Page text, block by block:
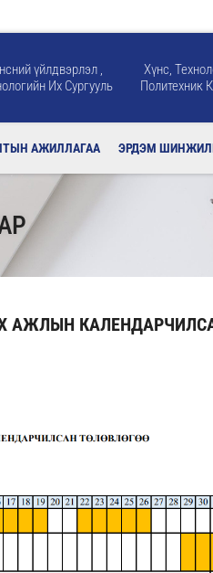
үйлдвэрлэл ,
Их Сургууль
Хүнс,
Политехник
АЖИЛЛАГАА ЭРДЭМ
АЖЛЫН